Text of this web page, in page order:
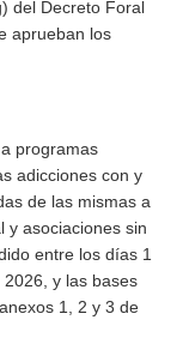
del Decreto Foral
aprueban los
programas
adicciones con y
de las mismas a
y asociaciones sin
entre los días 1
y las bases
1, 2 y 3 de